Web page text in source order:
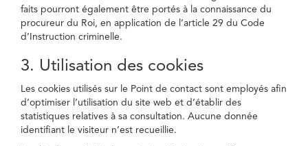
faits pourront également être portés à la connaissance du
procureur du Roi, en application de l’article 29 du Code
d’Instruction criminelle.
3. Utilisation des cookies
Les cookies utilisés sur le Point de contact sont employés afin
d’optimiser l’utilisation du site web et d’établir des
statistiques relatives à sa consultation. Aucune donnée
identifiant le visiteur n’est recueillie.